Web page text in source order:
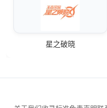
星之破晓